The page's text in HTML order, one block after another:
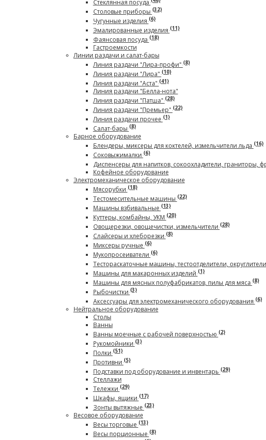
Стеклянная посуда
Столовые приборы(32)
Чугунные изделия(6)
Эмалированные изделия(11)
Фаянсовая посуда(18)
Гастроемкости
Линии раздачи и салат-бары
Линия раздачи "Лира-профи"(8)
Линия раздачи "Лира"(10)
Линия раздачи "Аста"(41)
Линия раздачи "Белла-нота"
Линия раздачи "Патша"(28)
Линия раздачи "Премьер"(22)
Линия раздачи прочее(1)
Салат-бары(8)
Барное оборудование
Блендеры, миксеры для коктелей, измельчители льда(16)
Соковыжималки(6)
Диспенсеры для напитков, сокоохладители, граниторы,
Кофейное оборудование
Электромеханическое оборудование
Мясорубки(18)
Тестомесительные машины(22)
Машины взбивальные(13)
Куттеры, комбайны, УКМ(20)
Овощерезки, овощечистки, измельчители(28)
Слайсеры и хлеборезки(8)
Миксеры ручные(6)
Мукопросеиватели(6)
Тестораскаточные машины, тестоотделители,
Машины для макаронных изделий(1)
Машины для мясных полуфабрикатов, пилы для мяса(8)
Рыбочистки(3)
Аксессуары для электромеханического оборудования(6)
Нейтральное оборудование
Столы
Ванны
Ванны моечные с рабочей поверхностью(2)
Рукомойники(3)
Полки(51)
Противни(5)
Подставки под оборудование и инвентарь(29)
Стеллажи
Тележки(29)
Шкафы, ящики(17)
Зонты вытяжные(23)
Весовое оборудование
Весы торговые(13)
Весы порционные(8)